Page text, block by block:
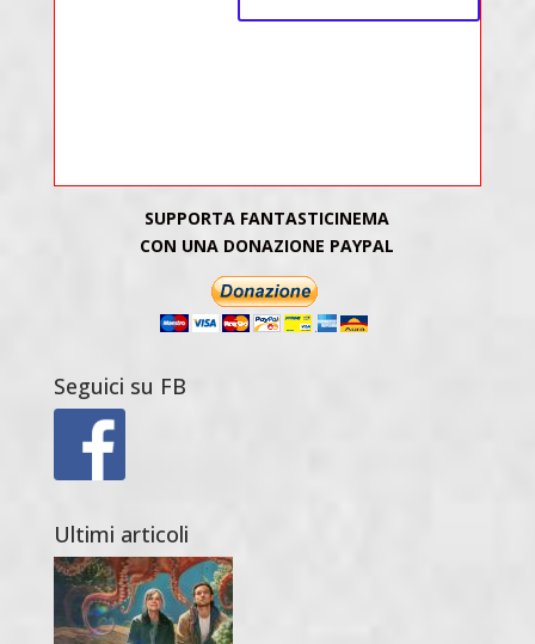
SUPPORTA FANTASTICINEMA
CON UNA DONAZIONE PAYPAL
Seguici su FB
Ultimi articoli